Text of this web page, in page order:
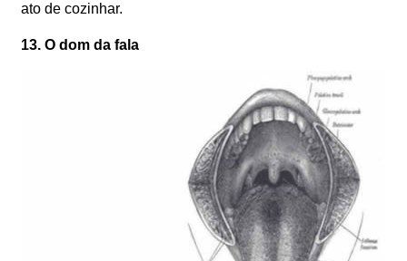
ato de cozinhar.
13. O dom da fala